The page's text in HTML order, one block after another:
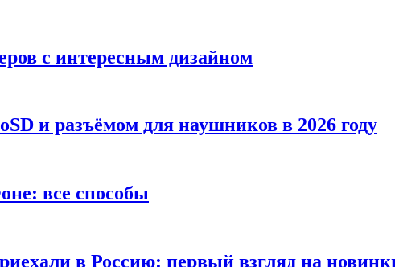
с интересным дизайном
и разъёмом для наушников в 2026 году
все способы
в Россию: первый взгляд на